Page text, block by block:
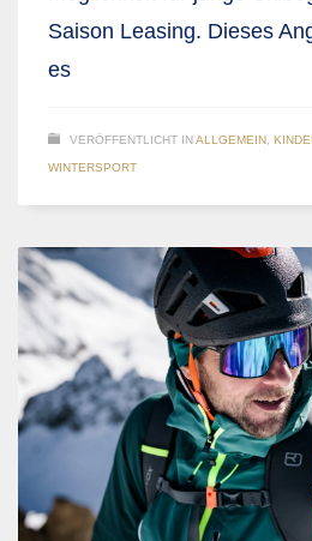
Saison Leasing. Dieses
es
VERÖFFENTLICHT INALLGEMEIN,
WINTERSPORT